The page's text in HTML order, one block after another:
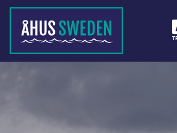
Övrig service